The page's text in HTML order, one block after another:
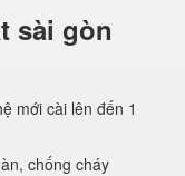
sài gòn
mới cài lên đến 1
chống cháy